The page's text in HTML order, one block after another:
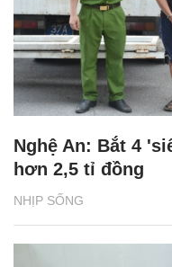
NHỊP SỐNG
Nghệ An: Bắt 4
hơn 2,5 tỉ đồng